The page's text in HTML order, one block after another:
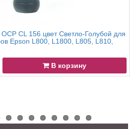
CL 156 цвет Светло-Голубой для
Epson L800, L1800, L805, L810,
В корзину